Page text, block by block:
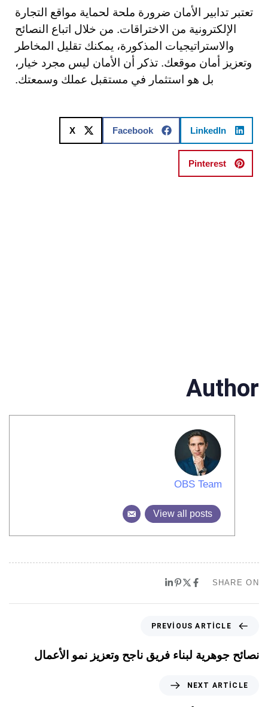
تعتبر تدابير الأمان ضرورة ملحة لحماية مواقع التجارة
الإلكترونية من الاختراقات. من خلال اتباع النصائح
والاستراتيجيات المذكورة، يمكنك تقليل المخاطر
وتعزيز أمان موقعك. تذكر أن الأمان ليس مجرد خيار،
بل هو استثمار في مستقبل عملك وسمعتك.
LinkedIn
Facebook
X
Pinterest
Author
OBS Team
View all posts
SHARE ON
PREVIOUS ARTICLE
نصائح جوهرية لبناء فريق ناجح وتعزيز نمو الأعمال
NEXT ARTICLE